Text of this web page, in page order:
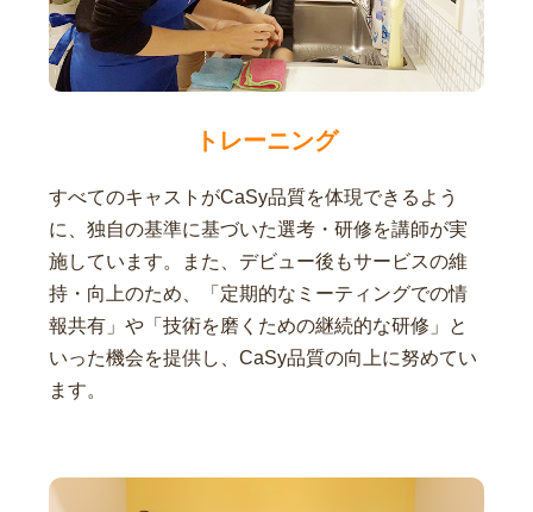
トレーニング
すべてのキャストがCaSy品質を体現できるよう
に、独自の基準に基づいた選考・研修を講師が実
施しています。また、デビュー後もサービスの維
持・向上のため、「定期的なミーティングでの情
報共有」や「技術を磨くための継続的な研修」と
いった機会を提供し、CaSy品質の向上に努めてい
ます。